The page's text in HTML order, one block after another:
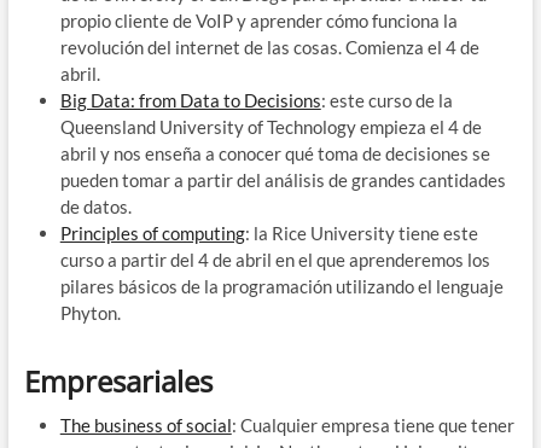
propio cliente de VoIP y aprender cómo funciona la
revolución del internet de las cosas. Comienza el 4 de
abril.
Big Data: from Data to Decisions: este curso de la
Queensland University of Technology empieza el 4 de
abril y nos enseña a conocer qué toma de decisiones se
pueden tomar a partir del análisis de grandes cantidades
de datos.
Principles of computing: la Rice University tiene este
curso a partir del 4 de abril en el que aprenderemos los
pilares básicos de la programación utilizando el lenguaje
Phyton.
Empresariales
The business of social: Cualquier empresa tiene que tener